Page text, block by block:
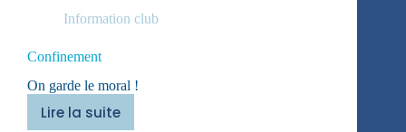
Information club
Confinement
On garde le moral !
Lire la suiteConfinement